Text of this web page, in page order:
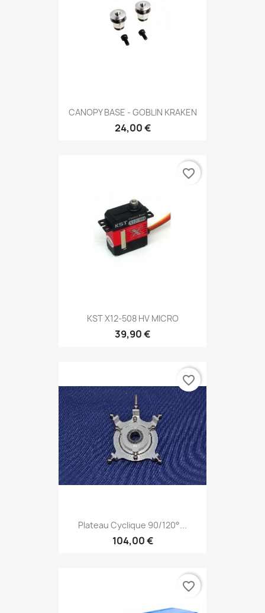
CANOPY BASE - GOBLIN KRAKEN
24,00 €
KST X12-508 HV MICRO
39,90 €
favorite_border
Plateau Cyclique 90/120°...
104,00 €
favorite_border
favorite_border